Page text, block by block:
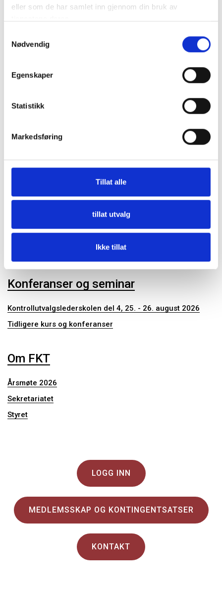
eller som de har samlet inn gjennom din bruk av
Nødvendig
Egenskaper
Statistikk
Markedsføring
Tillat alle
tillat utvalg
Ikke tillat
Diverse
Kontrollutvalg
Konferanser og seminar
Kontrollutvalgslederskolen del 4, 25. - 26. august 2026
Tidligere kurs og konferanser
Om FKT
Årsmøte 2026
Sekretariatet
Styret
LOGG INN
MEDLEMSSKAP OG KONTINGENTSATSER
KONTAKT